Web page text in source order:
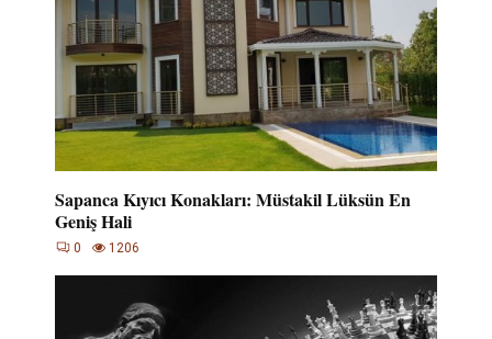
Sapanca Kıyıcı Konakları: Müstakil Lüksün En
Geniş Hali
0 1206